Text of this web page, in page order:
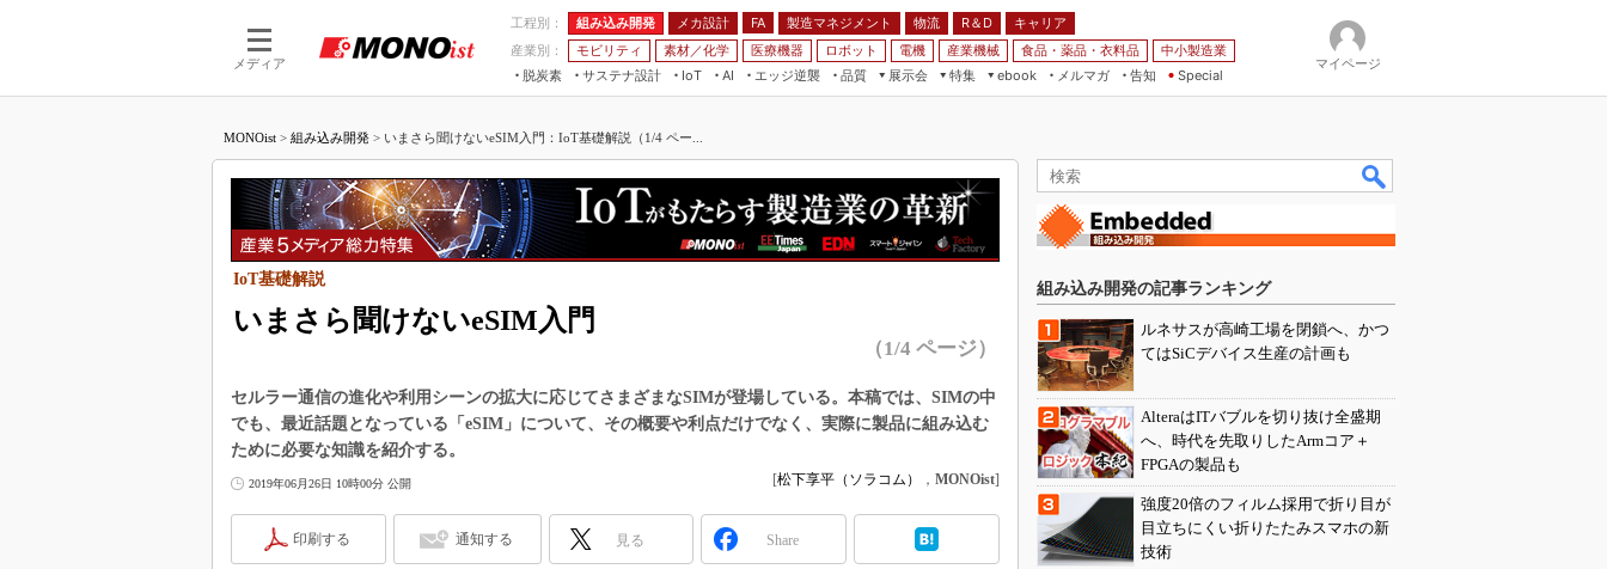
メディア
工程別： 組み込み開発 メカ設計 FA 製造マネジメント 物流 R＆D
キャリア
産業別：
モビリティ 素材／化学 医療機器 ロボット 電機 産業機械 食品・薬品・衣料品
中小製造業
脱炭素
サステナ設計
IoT
つながる工場
つながるサービス
AI
AI×設備保全
Physical AI
エッジ逆襲 品質
展示会
JIMTOF
組込み/エッジ コンピューティング
展＆IoT/5Gソリューション展
IIFES
国際ロボット展
スマート工場EXPO
日本ものづくりワールド
AUTOMOTIVE WORLD
産業オープンネット展
特集
5G
VR／AR
フィールドサービス
Windows Embedded
車載ソフト開発
3Dプリンタ
ebook
製造マネジメント
FA
モビリティ
メルマガ
告知 Special
マイページ
MONOist > 組み込み開発 > いまさら聞けないeSIM入門：IoT基礎解説（1/4 ペー...
いまさら聞けないeSIM入門
IoT基礎解説
（1/4 ページ）
セルラー通信の進化や利用シーンの拡大に応じてさまざまなSIMが登場している。本稿では、SIMの中
でも、最近話題となっている「eSIM」について、その概要や利点だけでなく、実際に製品に組み込む
ために必要な知識を紹介する。
2019年06月26日 10時00分 公開 [松下享平（ソラコム） ， MONOist]
印刷する 通知する 見る Share
組み込み開発の記事ランキング
ルネサスが高崎工場を閉鎖へ、かつ
てはSiCデバイス生産の計画も
AlteraはITバブルを切り抜け全盛期
へ、時代を先取りしたArmコア＋
FPGAの製品も
強度20倍のフィルム採用で折り目が
目立ちにくい折りたたみスマホの新
技術